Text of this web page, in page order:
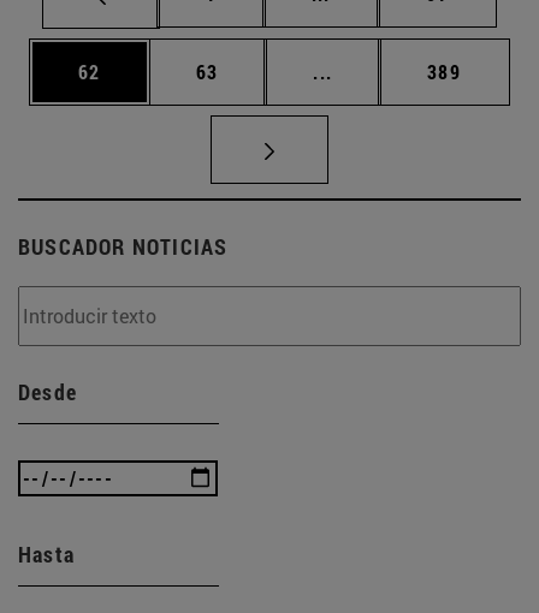
Página
62 Página
63 ... Páginas intermedias
Página
389
BUSCADOR NOTICIAS
Desde
Hasta